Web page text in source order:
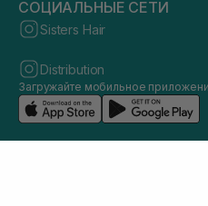
СОЦИАЛЬНЫЕ СЕТИ
Sisters Hair
Distribution
Загружайте мобильное